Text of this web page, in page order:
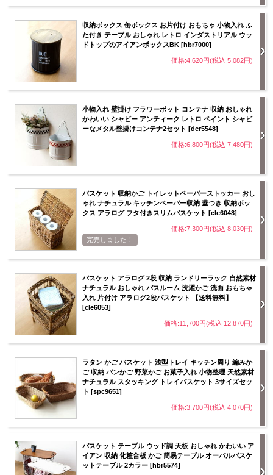
収納ボックス 缶ボックス お片付け おもちゃ 小物入れ ふ
た付き テーブル おしゃれ レトロ インダストリアル ウッ
ドトップのアイアンボックスBK [hbr7000]
価格:4,620円(税込 5,082円)
小物入れ 壁掛け フラワーポット コンテナ 収納 おしゃれ
かわいい シャビー アンティーク レトロ ペイント シャビ
ーなメタル壁掛けコンテナ2セット [dcr5548]
価格:6,800円(税込 7,480円)
バスケット 収納かご トイレットペーパーストッカー おし
ゃれ ナチュラル キッチンペーパー収納 蓋つき 収納ボッ
クス アラログ フタ付きスリムバスケット [cle6048]
価格:7,300円(税込 8,030円)
完売しました！
バスケット アラログ 2段 収納 ランドリーラック 自然素材
ナチュラル おしゃれ バスルーム 洗濯かご 洗面 おもちゃ
入れ 片付け アラログ2段バスケット 【送料無料】
[cle6053]
価格:11,700円(税込 12,870円)
ラタン かご バスケット 浅型トレイ キッチン周り 編みか
ご 収納 パンかご 野菜かご お菓子入れ 小物整理 天然素材
ナチュラル スタッキング トレイバスケット 3サイズセッ
ト [spc9651]
価格:3,700円(税込 4,070円)
バスケット テーブル ウッド調 天板 おしゃれ かわいい ア
イアン 収納 化粧合板 かご 簡易テーブル オーバルバスケ
ットテーブル 2カラー [hbr5574]